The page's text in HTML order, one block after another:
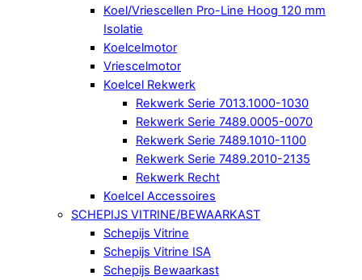
Koel/Vriescellen Pro-Line Hoog 120 mm
Isolatie
Koelcelmotor
Vriescelmotor
Koelcel Rekwerk
Rekwerk Serie 7013.1000-1030
Rekwerk Serie 7489.0005-0070
Rekwerk Serie 7489.1010-1100
Rekwerk Serie 7489.2010-2135
Rekwerk Recht
Koelcel Accessoires
SCHEPIJS VITRINE/BEWAARKAST
Schepijs Vitrine
Schepijs Vitrine ISA
Schepijs Bewaarkast